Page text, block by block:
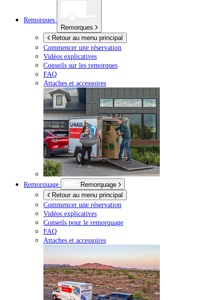
Remorques
Remorques
Retour au menu principal
Commencer une réservation
Vidéos explicatives
Conseils sur les remorques
FAQ
Attaches et accessoires
Remorquage
Remorquage
Retour au menu principal
Commencer une réservation
Vidéos explicatives
Conseils pour le remorquage
FAQ
Attaches et accessoires